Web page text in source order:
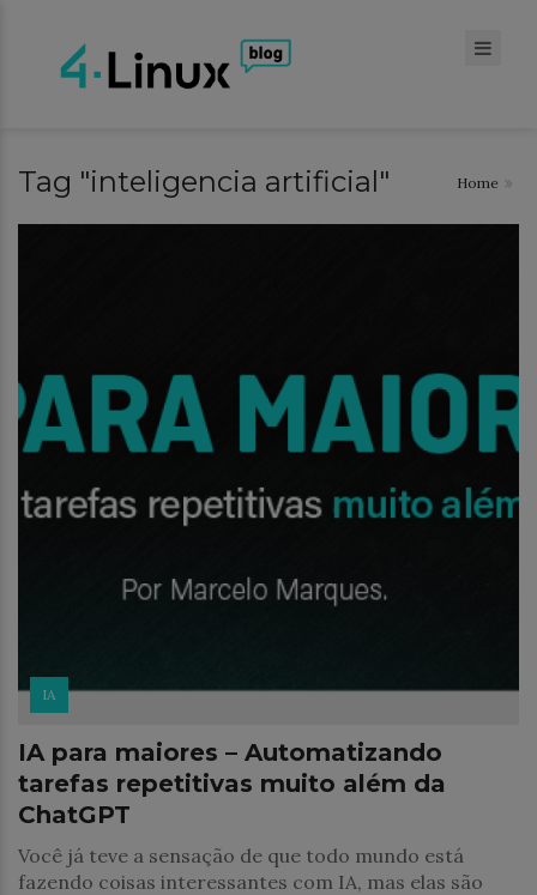
Tag "inteligencia artificial" Home
IA
IA para maiores – Automatizando
tarefas repetitivas muito além da
ChatGPT
Você já teve a sensação de que todo mundo está
fazendo coisas interessantes com IA, mas elas são